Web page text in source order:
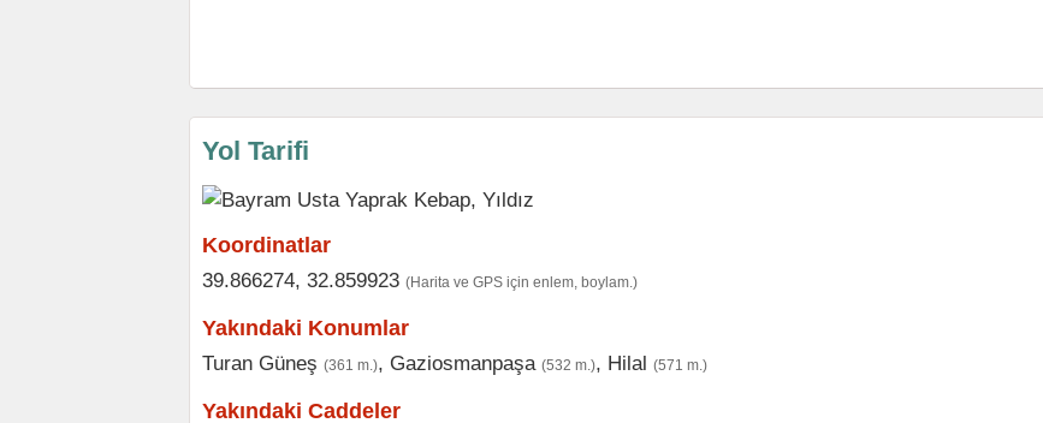
Yol Tarifi
Koordinatlar
39.866274, 32.859923 (Harita ve GPS için enlem, boylam.)
Yakındaki Konumlar
Turan Güneş (361 m.), Gaziosmanpaşa (532 m.), Hilal (571 m.)
Yakındaki Caddeler